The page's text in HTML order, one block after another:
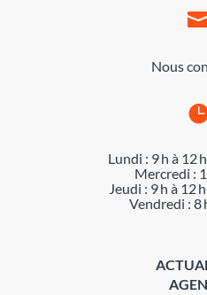
Nous
Lundi : 9 h à 12
Mercredi :
Jeudi : 9 h à 12
Vendredi : 8